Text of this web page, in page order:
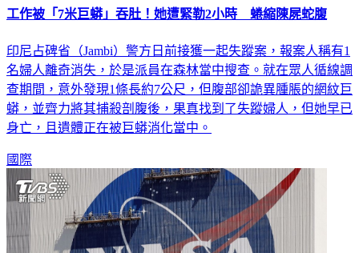
工作被「7米巨蟒」吞肚！她遭緊勒2小時 蜷縮陳屍蛇腹
印尼占碑省（Jambi）警方日前接獲一起失蹤案，報案人稱有1
名婦人離奇消失，於是派員在森林當中搜查。就在眾人循線調
查期間，意外發現1條長約7公尺，但腹部卻詭異腫脹的網紋巨
蟒，並齊力將其捕殺剖腹後，果真找到了失蹤婦人，但她早已
身亡，且遺體正在被巨蟒消化當中。
國際